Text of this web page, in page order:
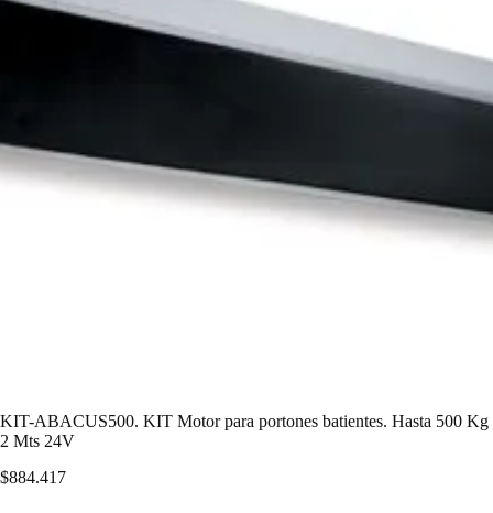
KIT-ABACUS500. KIT Motor para portones batientes. Hasta 500 Kg
2 Mts 24V
$884.417